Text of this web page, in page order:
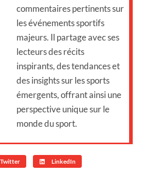
commentaires pertinents sur
les événements sportifs
majeurs. Il partage avec ses
lecteurs des récits
inspirants, des tendances et
des insights sur les sports
émergents, offrant ainsi une
perspective unique sur le
monde du sport.
Twitter LinkedIn